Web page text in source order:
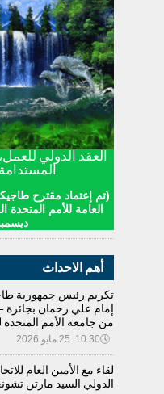
العقد الدولي
المستدامة“،
(تم إعتماد مقترح
ديسمبر،
أهم الاحداث
تكريم رئيس جمهورية
إمام علي رحمان بجائزة
من جامعة الأمم المتحدة
🕔10:30, 25.مايو 2026
لقاء مع الأمين العام
الدولي السيد مارتن